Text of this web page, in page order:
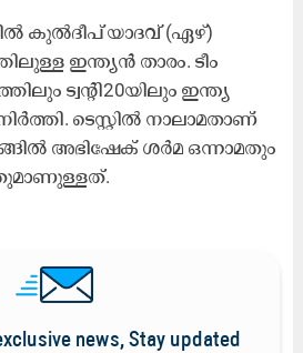
കുൽദീപ് യാദവ് (ഏഴ്)
ഇന്ത്യൻ താരം. ടീം
ട്വന്‍റി20യിലും ഇന്ത്യ
ടെസ്റ്റിൽ നാലാമതാണ്
അഭിഷേക് ശർമ ഒന്നാമതും
news, Stay updated